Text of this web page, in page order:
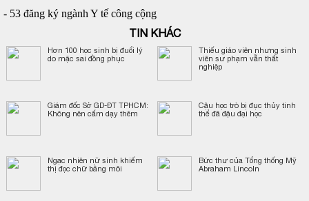
- 53 đăng ký ngành Y tế công cộng
TIN KHÁC
Hơn 100 học sinh bị đuổi lý
do mặc sai đồng phục
Thiếu giáo viên nhưng sinh
viên sư phạm vẫn thất
nghiệp
Giám đốc Sở GD-ĐT TPHCM:
Không nên cấm dạy thêm
Cậu học trò bị đục thủy tinh
thể đã đậu đại học
Ngạc nhiên nữ sinh khiếm
thị đọc chữ bằng môi
Bức thư của Tổng thống Mỹ
Abraham Lincoln